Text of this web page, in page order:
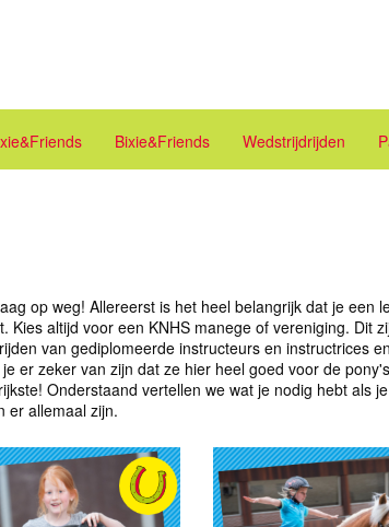
Bixie&Friends Wedstrijdrijden
op weg! Allereerst is het heel belangrijk dat je een
altijd voor een KNHS manege of vereniging. Dit
van gediplomeerde instructeurs en instructrices
er zeker van zijn dat ze hier heel goed voor de
Onderstaand vertellen we wat je nodig hebt als
er allemaal zijn.